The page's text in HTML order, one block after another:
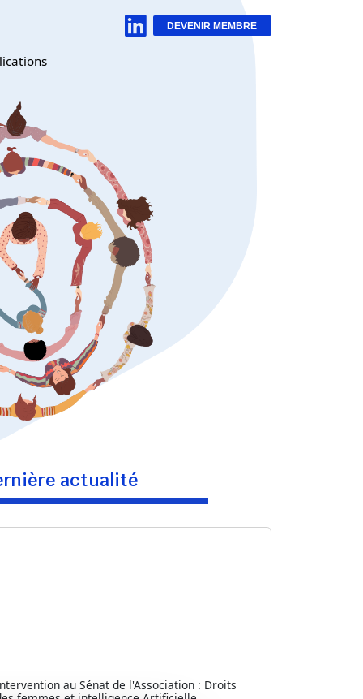
DEVENIR MEMBRE
actualité
au Sénat de l'Association : Droits